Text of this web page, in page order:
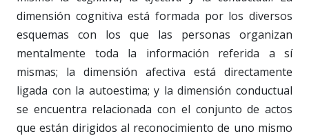
dimensión cognitiva está formada por los diversos
esquemas con los que las personas organizan
mentalmente toda la información referida a sí
mismas; la dimensión afectiva está directamente
ligada con la autoestima; y la dimensión conductual
se encuentra relacionada con el conjunto de actos
que están dirigidos al reconocimiento de uno mismo